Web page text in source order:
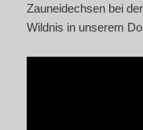
Zauneidechsen bei
Wildnis in unserem